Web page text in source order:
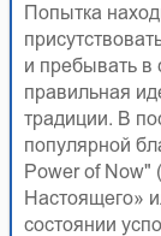
Попытка
и пребывать в
правильная
традиции. В
популярной
Power of Now"
Настоящего»
состоянии